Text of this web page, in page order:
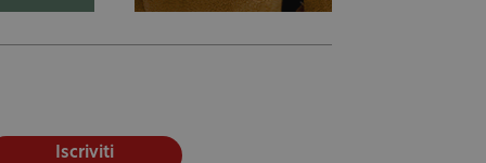
Iscriviti